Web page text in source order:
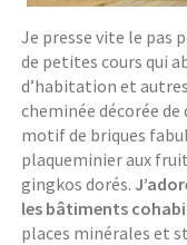
Je presse vite le pas
de petites cours qui
d’habitation et
cheminée décorée
motif de briques
plaqueminier aux
gingkos dorés.
les bâtiments
places minérales et